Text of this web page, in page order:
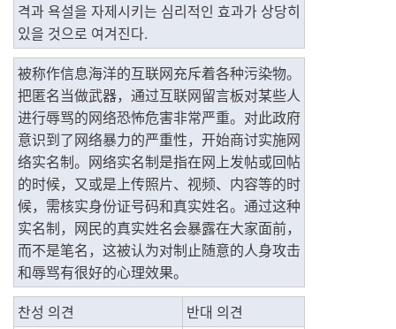
격과 욕설을 자제시키는 심리적인 효과가 상당히
있을 것으로 여겨진다.
被称作信息海洋的互联网充斥着各种污染物。
把匿名当做武器，通过互联网留言板对某些人
进行辱骂的网络恐怖危害非常严重。对此政府
意识到了网络暴力的严重性，开始商讨实施网
络实名制。网络实名制是指在网上发帖或回帖
的时候，又或是上传照片、视频、内容等的时
候，需核实身份证号码和真实姓名。通过这种
实名制，网民的真实姓名会暴露在大家面前，
而不是笔名，这被认为对制止随意的人身攻击
和辱骂有很好的心理效果。
찬성 의견
반대 의견